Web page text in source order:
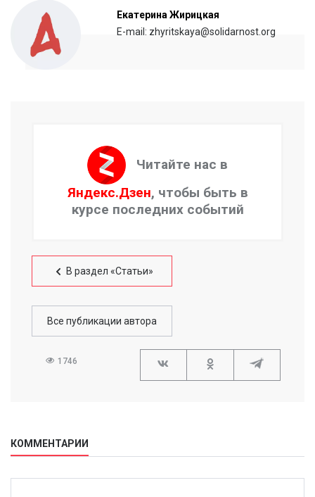
Екатерина Жирицкая
E-mail: zhyritskaya@solidarnost.org
Читайте нас в
Яндекс.Дзен, чтобы быть в
курсе последних событий
В раздел «Статьи»
Все публикации автора
1746
КОММЕНТАРИИ